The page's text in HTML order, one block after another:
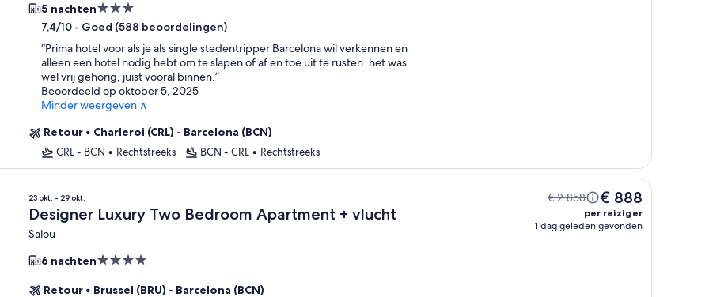
5 nachten3.0-
sterrenaccommodatie
7,4/10 - Goed (588 beoordelingen)
“Prima hotel voor als je als single stedentripper Barcelona wil verkennen en
alleen een hotel nodig hebt om te slapen of af en toe uit te rusten. het was
wel vrij gehorig, juist vooral binnen.”
Beoordeeld op oktober 5, 2025
Minder weergeven ∧
Retour • Charleroi (CRL) - Barcelona (BCN)
CRL - BCN • Rechtstreeks BCN - CRL • Rechtstreeks
23 okt. - 29 okt.
Designer Luxury Two Bedroom Apartment + vlucht
Salou
6 nachten4.0-
Retour • Brussel (BRU) - Barcelona (BCN)
€ 2.858 € 888
per reiziger
1 dag geleden gevonden